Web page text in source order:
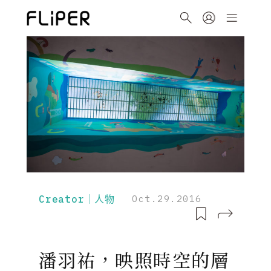
Creator｜人物 Oct.29.2016
潘羽祐，映照時空的層